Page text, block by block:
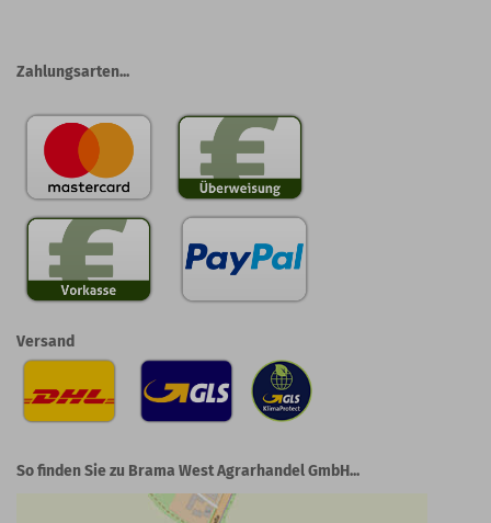
Zahlungsarten...
Versand
So finden Sie zu Brama West Agrarhandel GmbH...